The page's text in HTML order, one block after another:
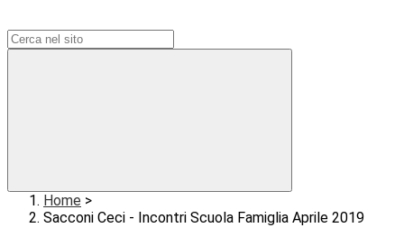
Home >
Sacconi Ceci - Incontri Scuola Famiglia Aprile 2019